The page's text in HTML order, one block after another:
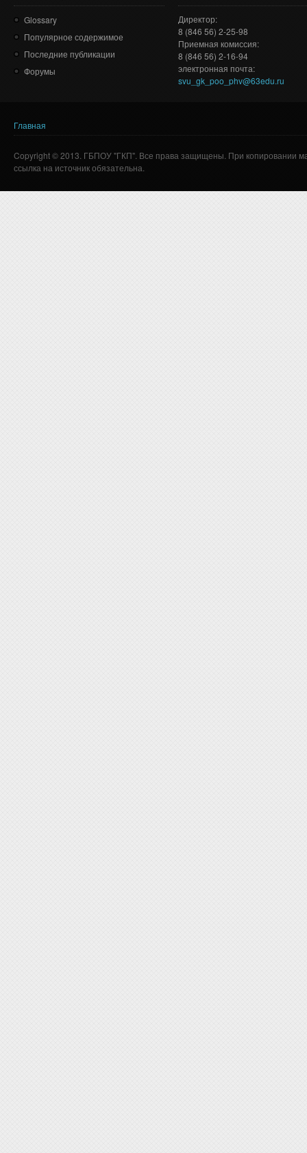
Glossary
Популярное содержимое
Последние публикации
Форумы
Директор:
8 (846 56) 2-25-98
Приемная комиссия:
8 (846 56) 2-16-94
электронная почта:
svu_gk_poo_phv@63edu.ru
Вы здесь
Главная
Copyright © 2013. ГБПОУ "ГКП". Все права защищены. При копировании
ссылка на источник обязательна.